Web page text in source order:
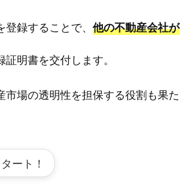
録することで、 他の不動産会社が
明書を交付します。
場の透明性を担保する役割も果た
ート！